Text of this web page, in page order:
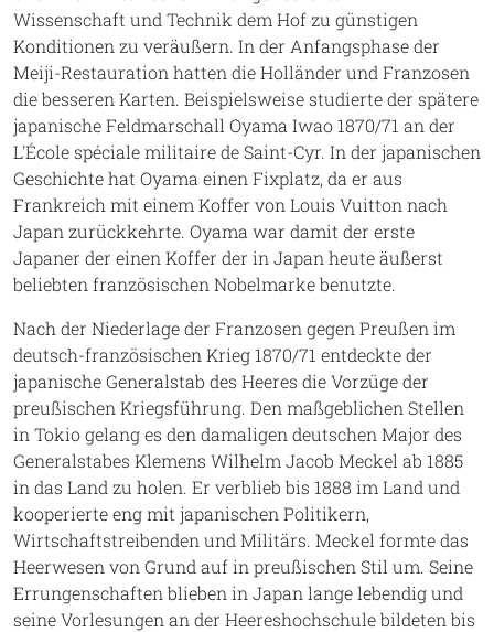
Wissenschaft und Technik dem Hof zu günstigen
Konditionen zu veräußern. In der Anfangsphase der
Meiji-Restauration hatten die Holländer und Franzosen
die besseren Karten. Beispielsweise studierte der spätere
japanische Feldmarschall Oyama Iwao 1870/71 an der
L'École spéciale militaire de Saint-Cyr. In der japanischen
Geschichte hat Oyama einen Fixplatz, da er aus
Frankreich mit einem Koffer von Louis Vuitton nach
Japan zurückkehrte. Oyama war damit der erste
Japaner der einen Koffer der in Japan heute äußerst
beliebten französischen Nobelmarke benutzte.
Nach der Niederlage der Franzosen gegen Preußen im
deutsch-französischen Krieg 1870/71 entdeckte der
japanische Generalstab des Heeres die Vorzüge der
preußischen Kriegsführung. Den maßgeblichen Stellen
in Tokio gelang es den damaligen deutschen Major des
Generalstabes Klemens Wilhelm Jacob Meckel ab 1885
in das Land zu holen. Er verblieb bis 1888 im Land und
kooperierte eng mit japanischen Politikern,
Wirtschaftstreibenden und Militärs. Meckel formte das
Heerwesen von Grund auf in preußischen Stil um. Seine
Errungenschaften blieben in Japan lange lebendig und
seine Vorlesungen an der Heereshochschule bildeten bis